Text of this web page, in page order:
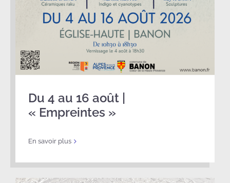
Du 4 au 16 août |
« Empreintes »
En savoir plus